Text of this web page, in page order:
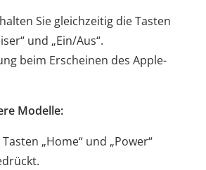
Sie gleichzeitig die Tasten
und „Ein/Aus“.
beim Erscheinen des Apple-
Modelle:
„Home“ und „Power“